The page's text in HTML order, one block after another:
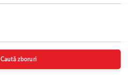
Caută zboruri